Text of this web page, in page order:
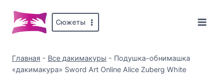
содержимому
Сюжеты
Главная - Все дакимакуры - Подушка-обнимашка
«дакимакура» Sword Art Online Alice Zuberg White